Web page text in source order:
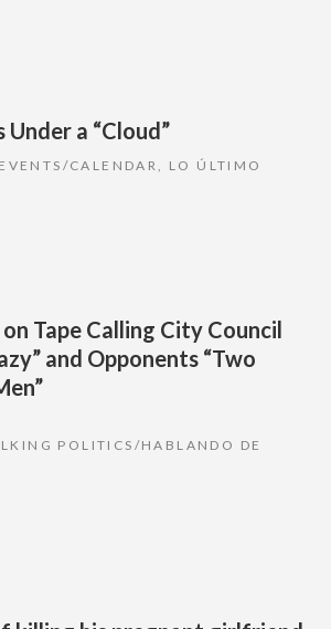
Under a “Cloud”
EVENTS/CALENDAR, LO ÚLTIMO
Tape Calling City Council
and Opponents “Two
POLITICS/HABLANDO DE